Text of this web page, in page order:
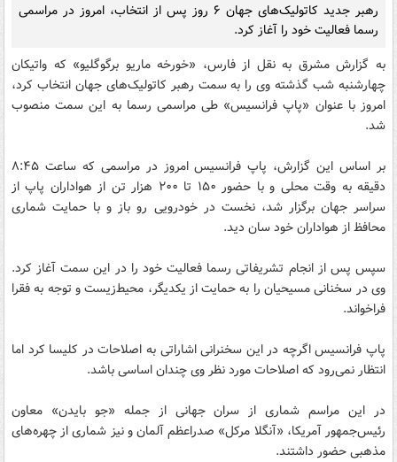
رهبر جدید کاتولیک‌های جهان ۶ روز پس از انتخاب، امروز در مراسمی
رسما فعالیت خود را آغاز کرد.
به گزارش مشرق به نقل از فارس، «خورخه ماریو برگوگلیو» که واتیکان
چهارشنبه شب گذشته وی را به سمت رهبر کاتولیک‌های جهان انتخاب کرد،
امروز با عنوان «پاپ فرانسیس» طی مراسمی رسما به این سمت منصوب
شد.
بر اساس این گزارش، پاپ فرانسیس امروز در مراسمی که ساعت ۸:۴۵
دقیقه به وقت محلی و با حضور ۱۵۰ تا ۲۰۰ هزار تن از هواداران پاپ از
سراسر جهان برگزار شد، نخست در خودرویی رو باز و با حمایت شماری
محافظ از هواداران خود سان دید.
سپس پس از انجام تشریفاتی رسما فعالیت خود را در این سمت آغاز کرد.
وی در سخنانی مسیحیان را به حمایت از یکدیگر، محیط‌زیست و توجه به فقرا
فراخواند.
پاپ فرانسیس اگرچه در این سخنرانی اشاراتی به اصلاحات در کلیسا کرد اما
انتظار نمی‌رود که اصلاحات مورد نظر وی چندان اساسی باشد.
در این مراسم شماری از سران جهانی از جمله «جو بایدن» معاون
رئیس‌جمهور آمریکا، «آنگلا مرکل» صدراعظم آلمان و نیز شماری از چهره‌های
مذهبی حضور داشتند.